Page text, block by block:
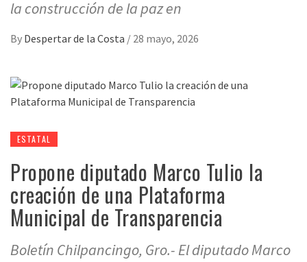
la construcción de la paz en
By Despertar de la Costa / 28 mayo, 2026
ESTATAL
Propone diputado Marco Tulio la
creación de una Plataforma
Municipal de Transparencia
Boletín Chilpancingo, Gro.- El diputado Marco